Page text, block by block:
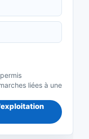
liées à une